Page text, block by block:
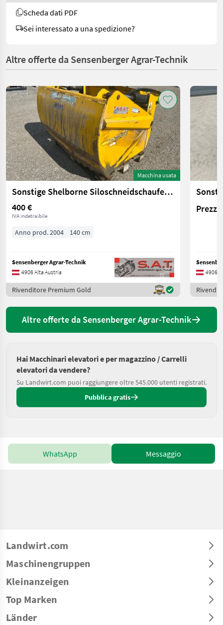
Scheda dati PDF
Sei interessato a una spedizione?
Altre offerte da Sensenberger Agrar-Technik
Macchina usata
Sonstige Shelborne Siloschneidschaufel 140cm
400 €
IVA indetraibile
Anno prod. 2004 140 cm
Sensenberger Agrar-Technik
4906 Alta Austria
Rivenditore Premium Gold
4906
Altre offerte da Sensenberger Agrar-Technik
Hai Macchinari elevatori e per magazzino / Carrelli
elevatori da vendere?
Su Landwirt.com puoi raggiungere oltre 545.000 utenti registrati.
Pubblica gratis
WhatsApp Messaggio
Landwirt.com
Maschinengruppen
Kleinanzeigen
Top Marken
Länder